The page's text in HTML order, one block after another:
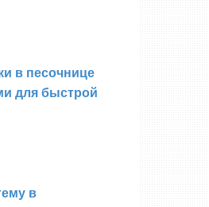
в песочнице
для быстрой
в